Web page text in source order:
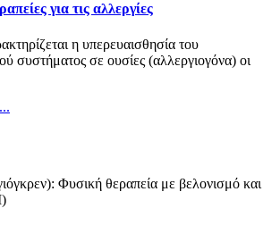
για τις αλλεργίες
η υπερευαισθησία του
συστήματος σε ουσίες (αλλεργιογόνα) οι